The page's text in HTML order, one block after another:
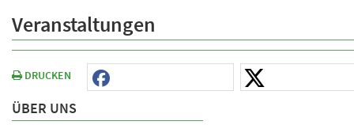
Veranstaltungen
DRUCKEN
ÜBER UNS